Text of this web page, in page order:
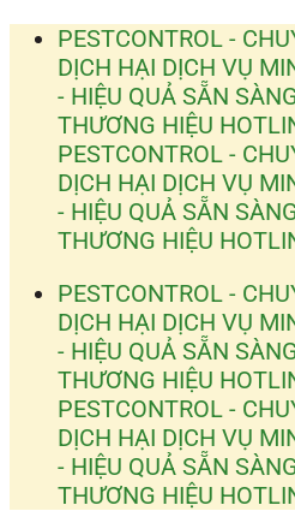
Bỏ
dung
PESTCONTROL -
DỊCH HẠI DỊCH VỤ
- HIỆU QUẢ SẴN
THƯƠNG HIỆU
PESTCONTROL -
DỊCH HẠI DỊCH VỤ
- HIỆU QUẢ SẴN
THƯƠNG HIỆU
PESTCONTROL -
DỊCH HẠI DỊCH VỤ
- HIỆU QUẢ SẴN
THƯƠNG HIỆU
PESTCONTROL -
DỊCH HẠI DỊCH VỤ
- HIỆU QUẢ SẴN
THƯƠNG HIỆU